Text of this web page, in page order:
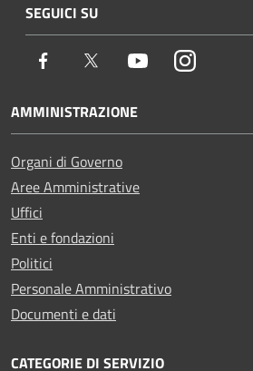
SEGUICI SU
Facebook Twitter YoutubeInstagram
AMMINISTRAZIONE
Organi di Governo
Aree Amministrative
Uffici
Enti e fondazioni
Politici
Personale Amministrativo
Documenti e dati
CATEGORIE DI SERVIZIO